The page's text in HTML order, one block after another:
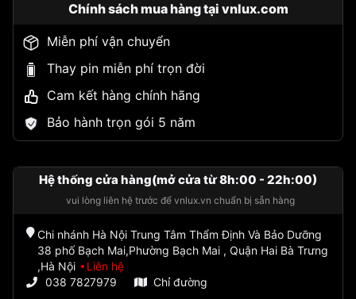
Chính sách mua hàng tại vnlux.com
Miễn phí vận chuyển
Thay pin miễn phí trọn đời
Cam kết hàng chính hãng
Bảo hành trọn gói 5 năm
Hệ thống cửa hàng(mở cửa từ 8h:00 - 22h:00)
vui lòng liên hệ trước để vnlux.vn chuẩn bị sẵn hàng
Chi nhánh Hà Nội Trung Tâm Thẩm Định Và Bảo Dưỡng
38 phố Bạch Mai,Phường Bạch Mai , Quận Hai Bà Trưng
,Hà Nội
Liên hệ
038 7827979
Chỉ đường